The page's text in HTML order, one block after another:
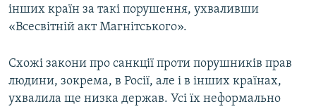
інших країн за такі порушення, ухваливши
«Всесвітній акт Магнітського».
Схожі закони про санкції проти порушників прав
людини, зокрема, в Росії, але і в інших країнах,
ухвалила ще низка держав. Усі їх неформально